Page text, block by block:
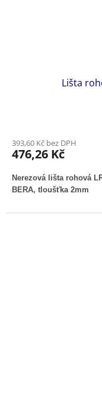
Lišta
393,60 Kč bez DPH
476,26 Kč
Nerezová lišta rohová
BERA, tloušťka 2mm